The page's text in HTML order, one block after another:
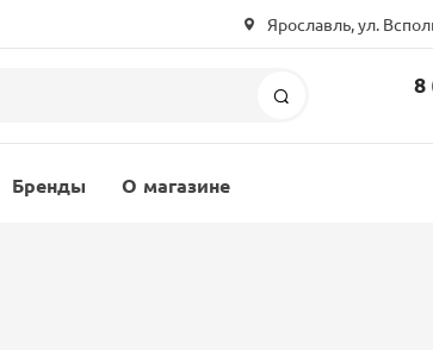
Ярославль, ул.
8
Бренды О магазине